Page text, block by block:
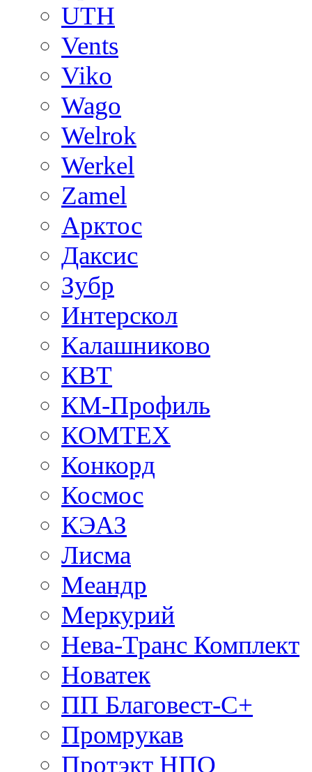
UTH
Vents
Viko
Wago
Welrok
Werkel
Zamel
Арктос
Даксис
Зубр
Интерскол
Калашниково
КВТ
КМ-Профиль
КОМТЕХ
Конкорд
Космос
КЭАЗ
Лисма
Меандр
Меркурий
Нева-Транс Комплект
Новатек
ПП Благовест-С+
Промрукав
Протэкт НПО